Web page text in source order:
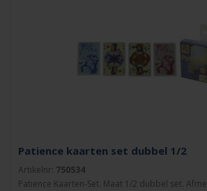
Patience kaarten set dubbel 1/2
Artikelnr: 750534
Patience Kaarten-Set. Maat 1/2 dubbel set.